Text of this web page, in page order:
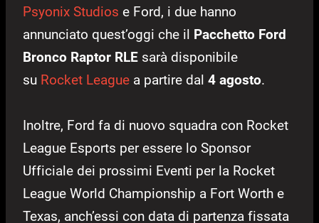
Psyonix Studios e Ford, i due hanno
annunciato quest’oggi che il Pacchetto Ford
Bronco Raptor RLE sarà disponibile
su Rocket League a partire dal 4 agosto.
Inoltre, Ford fa di nuovo squadra con Rocket
League Esports per essere lo Sponsor
Ufficiale dei prossimi Eventi per la Rocket
League World Championship a Fort Worth e
Texas, anch’essi con data di partenza fissata